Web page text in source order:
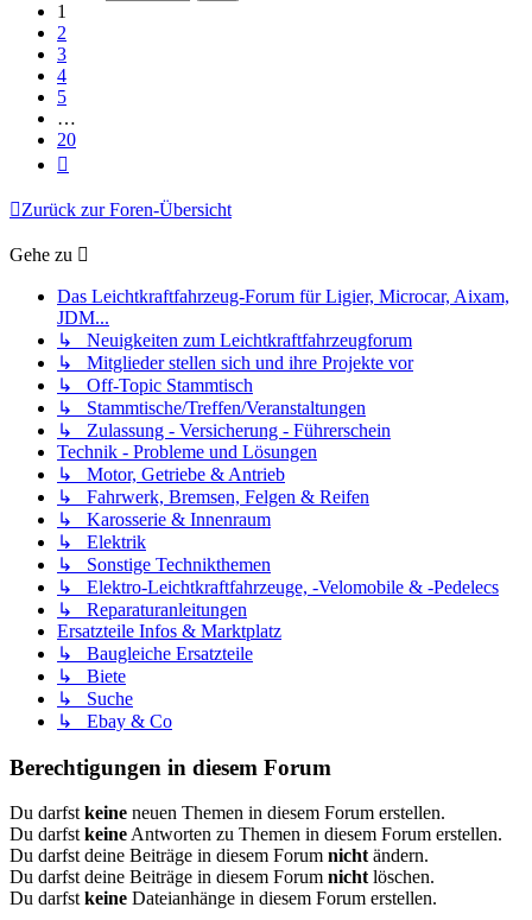
1
2
3
4
5
…
20
Zurück zur Foren-Übersicht
Gehe zu
Das Leichtkraftfahrzeug-Forum für Ligier, Microcar, Aixam,
JDM...
↳ Neuigkeiten zum Leichtkraftfahrzeugforum
↳ Mitglieder stellen sich und ihre Projekte vor
↳ Off-Topic Stammtisch
↳ Stammtische/Treffen/Veranstaltungen
↳ Zulassung - Versicherung - Führerschein
Technik - Probleme und Lösungen
↳ Motor, Getriebe & Antrieb
↳ Fahrwerk, Bremsen, Felgen & Reifen
↳ Karosserie & Innenraum
↳ Elektrik
↳ Sonstige Technikthemen
↳ Elektro-Leichtkraftfahrzeuge, -Velomobile & -Pedelecs
↳ Reparaturanleitungen
Ersatzteile Infos & Marktplatz
↳ Baugleiche Ersatzteile
↳ Biete
↳ Suche
↳ Ebay & Co
Berechtigungen in diesem Forum
Du darfstkeine neuen Themen in diesem Forum erstellen.
Du darfstkeineAntworten zu Themen in diesem Forum erstellen.
Du darfst deine Beiträge in diesem Forum nichtändern.
Du darfst deine Beiträge in diesem Forum nichtlöschen.
Du darfstkeine Dateianhänge in diesem Forum erstellen.